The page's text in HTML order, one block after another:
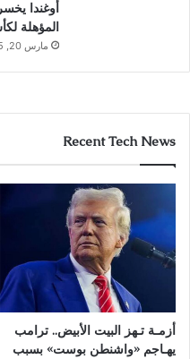
أوغندا
المؤهلة
مارس 20, 2025
Recent Tech News
أزمـة تـهز البيت الأبيض.. ترامب
يهـاجم «واشنطن بوست» بسبب